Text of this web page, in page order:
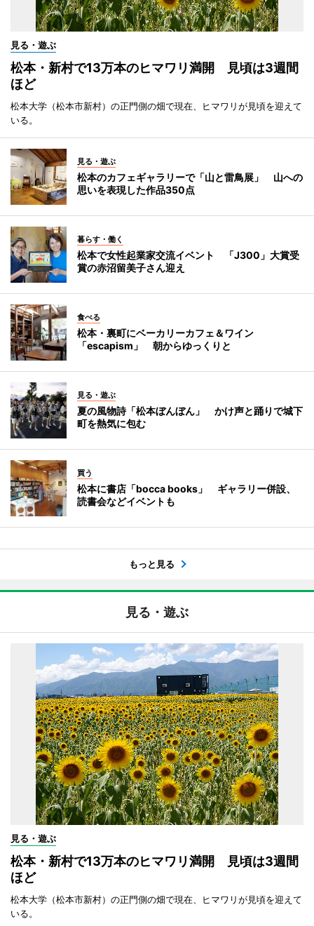
見る・遊ぶ
松本・新村で13万本のヒマワリ満開 見頃は3週間
ほど
松本大学（松本市新村）の正門側の畑で現在、ヒマワリが見頃を迎えて
いる。
見る・遊ぶ
松本のカフェギャラリーで「山と雷鳥展」 山への
思いを表現した作品350点
暮らす・働く
松本で女性起業家交流イベント 「J300」大賞受
賞の赤沼留美子さん迎え
食べる
松本・裏町にベーカリーカフェ＆ワイン
「escapism」 朝からゆっくりと
見る・遊ぶ
夏の風物詩「松本ぼんぼん」 かけ声と踊りで城下
町を熱気に包む
買う
松本に書店「bocca books」 ギャラリー併設、
読書会などイベントも
もっと見る
見る・遊ぶ
見る・遊ぶ
松本・新村で13万本のヒマワリ満開 見頃は3週間
ほど
松本大学（松本市新村）の正門側の畑で現在、ヒマワリが見頃を迎えて
いる。